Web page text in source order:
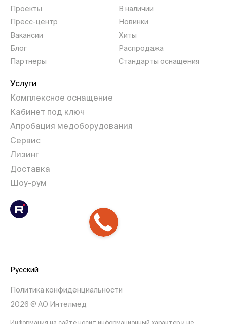
Проекты
Пресс-центр
Вакансии
Блог
Партнеры
В наличии
Новинки
Хиты
Распродажа
Стандарты оснащения
Услуги
Комплексное оснащение
Кабинет под ключ
Апробация медоборудования
Сервис
Лизинг
Доставка
Шоу-рум
Русский
Политика конфиденциальности
2026 @ АО Интелмед